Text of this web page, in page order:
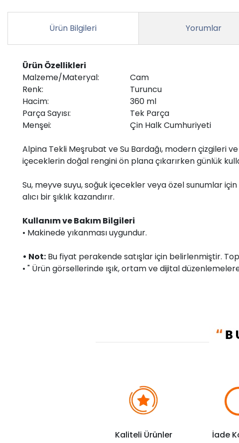
Ürün Bilgileri Yorumlar
Ürün Özellikleri
Malzeme/Materyal:
Cam
Renk:
Turuncu
Hacim:
360 ml
Parça Sayısı:
Tek Parça
Menşei:
Çin Halk Cumhuriyeti
Alpina Tekli Meşrubat ve Su Bardağı, modern çizgileri
içeceklerin doğal rengini ön plana çıkarırken günlük
Su, meyve suyu, soğuk içecekler veya özel sunumlar
alıcı bir şıklık kazandırır.
Kullanım ve Bakım Bilgileri
• Makinede yıkanması uygundur.
• Not: Bu fiyat perakende satışlar için belirlenmiştir.
• " Ürün görsellerinde ışık, ortam ve dijital
Kaliteli Ürünler İade